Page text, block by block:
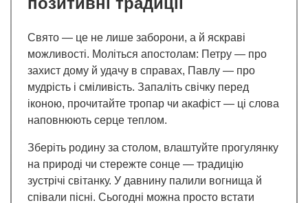
Свято — це не лише заборони, а й яскраві
можливості. Моліться апостолам: Петру — про
захист дому й удачу в справах, Павлу — про
мудрість і сміливість. Запаліть свічку перед
іконою, прочитайте тропар чи акафіст — ці слова
наповнюють серце теплом.
Зберіть родину за столом, влаштуйте прогулянку
на природі чи стережте сонце — традицію
зустрічі світанку. У давнину палили вогнища й
співали пісні. Сьогодні можна просто встати